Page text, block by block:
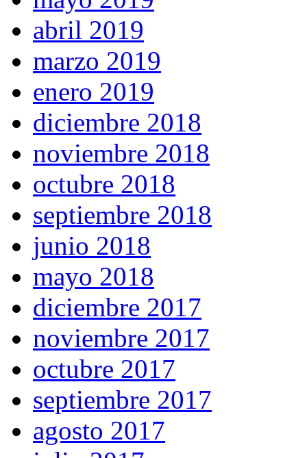
abril 2019
marzo 2019
enero 2019
diciembre 2018
noviembre 2018
octubre 2018
septiembre 2018
junio 2018
mayo 2018
diciembre 2017
noviembre 2017
octubre 2017
septiembre 2017
agosto 2017